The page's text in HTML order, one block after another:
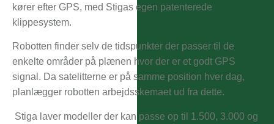
kører efter GPS, med Stigas egen patenterede
klippesystem.
Robotten finder selv de tidspunkter der passer til de
enkelte områder på plænen hvor der er et godt GPS
signal. Da satelitterne er på samme position hver dag,
planlægger robotten arbejdsskemaet ud fra dette.
Stiga laver modeller der kan passe op til 1.500, 3.000 og